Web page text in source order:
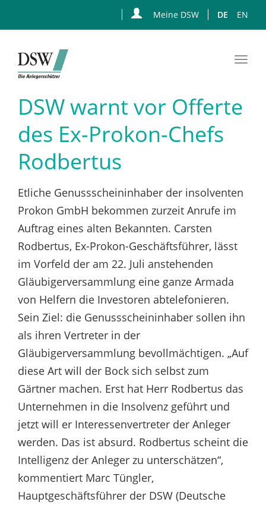
Hauptinhalt
springen
Meine DSW DE EN
DSW warnt vor Offerte
des Ex-Prokon-Chefs
Rodbertus
Etliche Genussscheininhaber der insolventen
Prokon GmbH bekommen zurzeit Anrufe im
Auftrag eines alten Bekannten. Carsten
Rodbertus, Ex-Prokon-Geschäftsführer, lässt
im Vorfeld der am 22. Juli anstehenden
Gläubigerversammlung eine ganze Armada
von Helfern die Investoren abtelefonieren.
Sein Ziel: die Genussscheininhaber sollen ihn
als ihren Vertreter in der
Gläubigerversammlung bevollmächtigen. „Auf
diese Art will der Bock sich selbst zum
Gärtner machen. Erst hat Herr Rodbertus das
Unternehmen in die Insolvenz geführt und
jetzt will er Interessenvertreter der Anleger
werden. Das ist absurd. Rodbertus scheint die
Intelligenz der Anleger zu unterschätzen“,
kommentiert Marc Tüngler,
Hauptgeschäftsführer der DSW (Deutsche